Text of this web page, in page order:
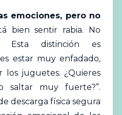
emociones, pero no
bien sentir rabia. No
Esta distinción es
estar muy enfadado,
los juguetes. ¿Quieres
muy fuerte?”.
descarga física segura